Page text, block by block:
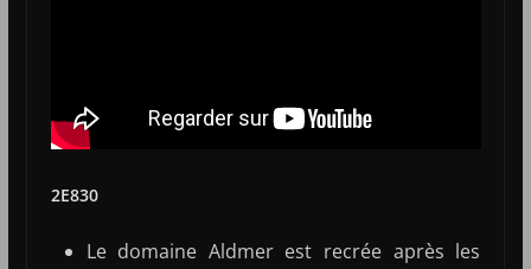
2E830
Le domaine Aldmer est recrée après les